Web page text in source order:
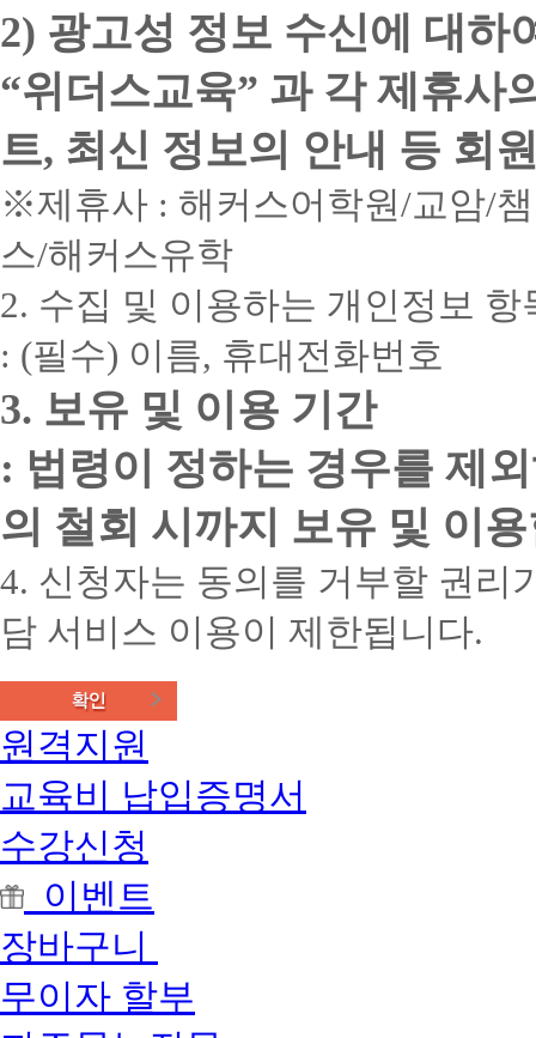
2) 광고성 정보 수신에 대하
“위더스교육” 과 각 제휴사
트, 최신 정보의 안내 등 회
※제휴사 : 해커스어학원/교암/
스/해커스유학
2. 수집 및 이용하는 개인정보 항
: (필수) 이름, 휴대전화번호
3. 보유 및 이용 기간
: 법령이 정하는 경우를 제
의 철회 시까지 보유 및 이
4. 신청자는 동의를 거부할 권리
담 서비스 이용이 제한됩니다.
원격지원
교육비 납입증명서
수강신청
이벤트
장바구니
무이자 할부